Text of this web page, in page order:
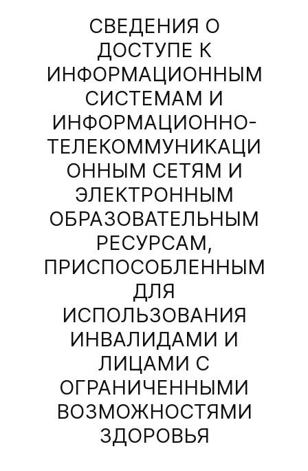
СВЕДЕНИЯ О
ДОСТУПЕ К
ИНФОРМАЦИОННЫМ
СИСТЕМАМ И
ИНФОРМАЦИОННО-
ТЕЛЕКОММУНИКАЦИ
ОННЫМ СЕТЯМ И
ЭЛЕКТРОННЫМ
ОБРАЗОВАТЕЛЬНЫМ
РЕСУРСАМ,
ПРИСПОСОБЛЕННЫМ
ДЛЯ
ИСПОЛЬЗОВАНИЯ
ИНВАЛИДАМИ И
ЛИЦАМИ С
ОГРАНИЧЕННЫМИ
ВОЗМОЖНОСТЯМИ
ЗДОРОВЬЯ